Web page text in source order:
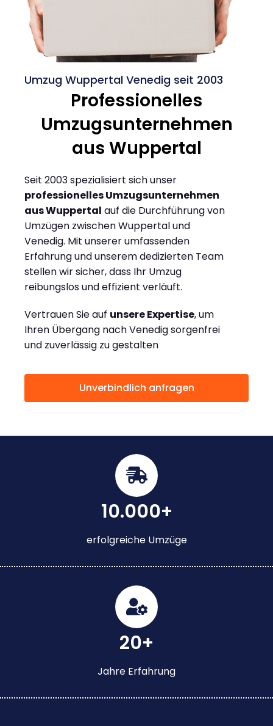
Umzug Wuppertal Venedig seit 2003
Professionelles
Umzugsunternehmen
aus Wuppertal
Seit 2003 spezialisiert sich unser
professionelles Umzugsunternehmen
aus Wuppertal auf die Durchführung von
Umzügen zwischen Wuppertal und
Venedig. Mit unserer umfassenden
Erfahrung und unserem dedizierten Team
stellen wir sicher, dass Ihr Umzug
reibungslos und effizient verläuft.
Vertrauen Sie auf unsere Expertise, um
Ihren Übergang nach Venedig sorgenfrei
und zuverlässig zu gestalten
Unverbindlich anfragen
10.000+
erfolgreiche Umzüge
20+
Jahre Erfahrung